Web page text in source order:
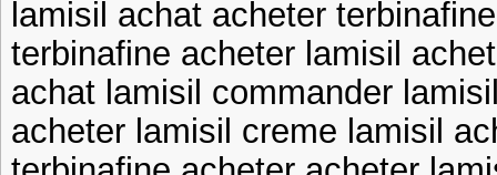
lamisil achat acheter
terbinafine acheter lamisil
achat lamisil commander
acheter lamisil creme lamisil